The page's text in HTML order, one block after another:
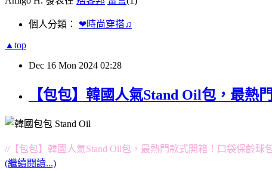
個人分類： ❤時尚穿搭♫
▲top
Dec 16 Mon 2024 02:28
【包包】韓國人氣Stand Oil包，最熱
//【包包】韓國人氣Stand Oil包，最熱門款式開箱！口袋保齡球
(繼續閱讀...)